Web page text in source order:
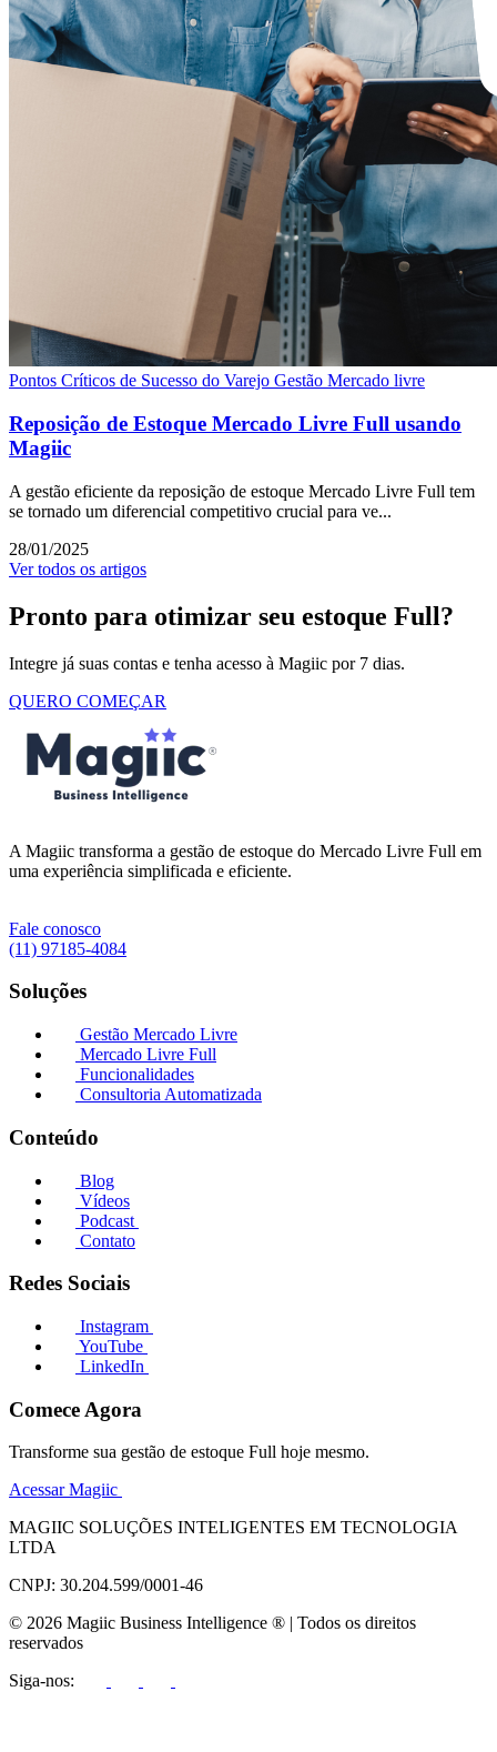
Pontos Críticos de Sucesso do Varejo Gestão Mercado livre
Reposição de Estoque Mercado Livre Full usando
Magiic
A gestão eficiente da reposição de estoque Mercado Livre Full tem
se tornado um diferencial competitivo crucial para ve...
28/01/2025
Ver todos os artigos
Pronto para otimizar seu estoque Full?
Integre já suas contas e tenha acesso à Magiic por 7 dias.
QUERO COMEÇAR
A Magiic transforma a gestão de estoque do Mercado Livre Full em
uma experiência simplificada e eficiente.
Fale conosco
(11) 97185-4084
Soluções
Gestão Mercado Livre
Mercado Livre Full
Funcionalidades
Consultoria Automatizada
Conteúdo
Blog
Vídeos
Podcast
Contato
Redes Sociais
Instagram
YouTube
LinkedIn
Comece Agora
Transforme sua gestão de estoque Full hoje mesmo.
Acessar Magiic
MAGIIC SOLUÇÕES INTELIGENTES EM TECNOLOGIA
LTDA
CNPJ: 30.204.599/0001-46
© 2026 Magiic Business Intelligence ® | Todos os direitos
reservados
Siga-nos: